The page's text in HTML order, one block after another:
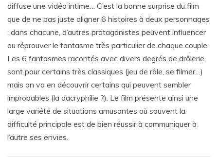
diffuse une vidéo intime… C’est la bonne surprise du film
que de ne pas juste aligner 6 histoires à deux personnages
: dans chacune, d’autres protagonistes peuvent influencer
ou réprouver le fantasme très particulier de chaque couple.
Les 6 fantasmes racontés avec divers degrés de drôlerie
sont pour certains très classiques (jeu de rôle, se filmer…)
mais on va en découvrir certains qui peuvent sembler
improbables (la dacryphilie ?). Le film présente ainsi une
large variété de situations amusantes où souvent la
difficulté principale est de bien réussir à communiquer à
l’autre ses envies.